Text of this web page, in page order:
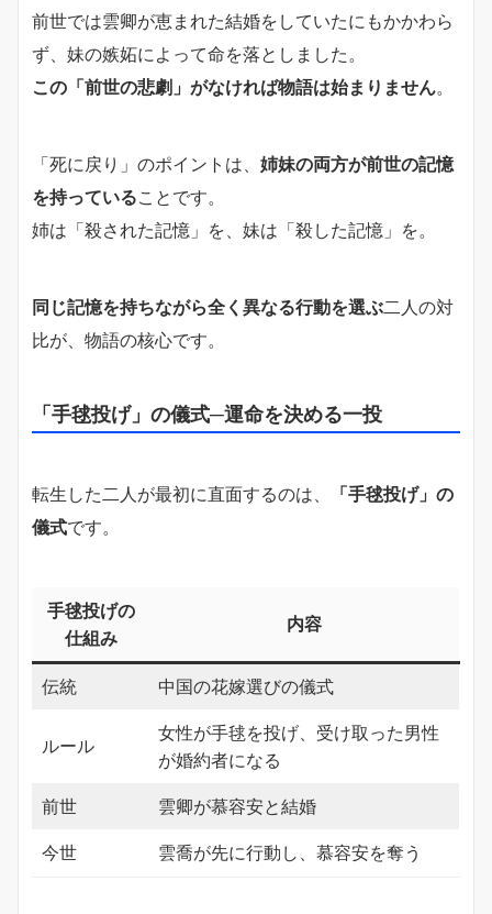
前世では雲卿が恵まれた結婚をしていたにもかかわら
ず、妹の嫉妬によって命を落としました。
この「前世の悲劇」がなければ物語は始まりません。
「死に戻り」のポイントは、 姉妹の両方が前世の記憶
を持っていることです。
姉は「殺された記憶」を、妹は「殺した記憶」を。
同じ記憶を持ちながら全く異なる行動を選ぶ二人の対
比が、物語の核心です。
「手毬投げ」の儀式─運命を決める一投
転生した二人が最初に直面するのは、
「手毬投げ」の
儀式です。
手毬投げの
仕組み
内容
伝統 中国の花嫁選びの儀式
ルール
女性が手毬を投げ、受け取った男性
が婚約者になる
前世 雲卿が慕容安と結婚
今世 雲喬が先に行動し、慕容安を奪う